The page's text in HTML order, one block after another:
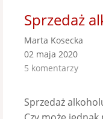
Sprzedaż
Marta Kosecka
02 maja 2020
5 komentarzy
Sprzedaż